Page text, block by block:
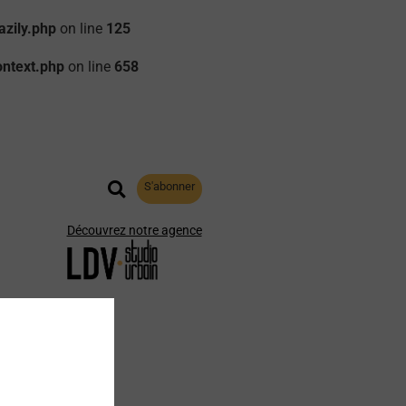
on line 125
on line 658
S'abonner
Découvrez notre agence